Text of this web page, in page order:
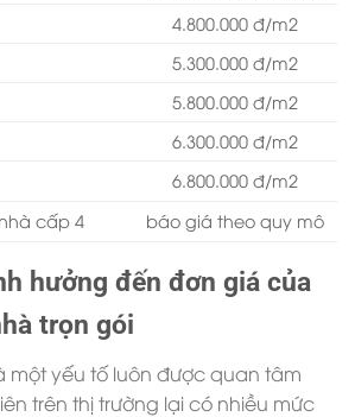
4.800.000 đ/m2
5.300.000 đ/m2
5.800.000 đ/m2
6.300.000 đ/m2
6.800.000 đ/m2
cấp 4
báo giá theo quy mô
hưởng đến đơn giá của
trọn gói
một yếu tố luôn được quan tâm
trên thị trường lại có nhiều mức